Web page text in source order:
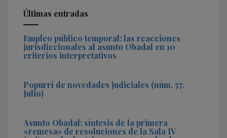
Últimas entradas
Empleo público temporal: las reacciones
jurisdiccionales al asunto Obadal en 10
criterios interpretativos
Popurrí de novedades judiciales (núm. 57,
Julio)
Asunto Obadal: síntesis de la primera
«remesa» de resoluciones de la Sala IV